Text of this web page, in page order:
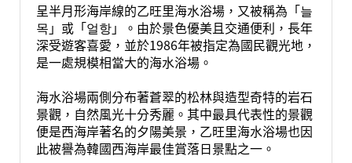
呈半月形海岸線的乙旺里海水浴場，又被稱為「늘
목」或「얼항」。由於景色優美且交通便利，長年
深受遊客喜愛，並於1986年被指定為國民觀光地，
是一處規模相當大的海水浴場。
海水浴場兩側分布著蒼翠的松林與造型奇特的岩石
景觀，自然風光十分秀麗。其中最具代表性的景觀
便是西海岸著名的夕陽美景，乙旺里海水浴場也因
此被譽為韓國西海岸最佳賞落日景點之一。